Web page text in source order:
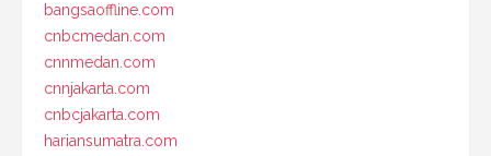
bangsaoffline.com
cnbcmedan.com
cnnmedan.com
cnnjakarta.com
cnbcjakarta.com
hariansumatra.com